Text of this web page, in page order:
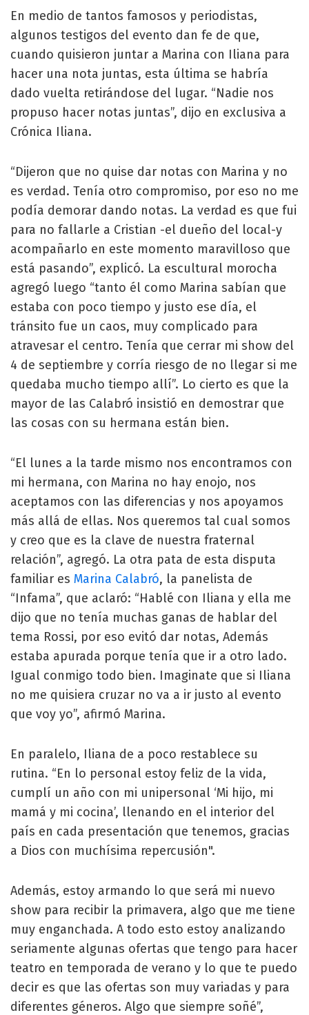
En medio de tantos famosos y periodistas,
algunos testigos del evento dan fe de que,
cuando quisieron juntar a Marina con Iliana para
hacer una nota juntas, esta última se habría
dado vuelta retirándose del lugar. “Nadie nos
propuso hacer notas juntas”, dijo en exclusiva a
Crónica Iliana.
“Dijeron que no quise dar notas con Marina y no
es verdad. Tenía otro compromiso, por eso no me
podía demorar dando notas. La verdad es que fui
para no fallarle a Cristian -el dueño del local-y
acompañarlo en este momento maravilloso que
está pasando”, explicó. La escultural morocha
agregó luego “tanto él como Marina sabían que
estaba con poco tiempo y justo ese día, el
tránsito fue un caos, muy complicado para
atravesar el centro. Tenía que cerrar mi show del
4 de septiembre y corría riesgo de no llegar si me
quedaba mucho tiempo allí”. Lo cierto es que la
mayor de las Calabró insistió en demostrar que
las cosas con su hermana están bien.
“El lunes a la tarde mismo nos encontramos con
mi hermana, con Marina no hay enojo, nos
aceptamos con las diferencias y nos apoyamos
más allá de ellas. Nos queremos tal cual somos
y creo que es la clave de nuestra fraternal
relación”, agregó. La otra pata de esta disputa
familiar es Marina Calabró, la panelista de
“Infama”, que aclaró: “Hablé con Iliana y ella me
dijo que no tenía muchas ganas de hablar del
tema Rossi, por eso evitó dar notas, Además
estaba apurada porque tenía que ir a otro lado.
Igual conmigo todo bien. Imaginate que si Iliana
no me quisiera cruzar no va a ir justo al evento
que voy yo”, afirmó Marina.
En paralelo, Iliana de a poco restablece su
rutina. “En lo personal estoy feliz de la vida,
cumplí un año con mi unipersonal ‘Mi hijo, mi
mamá y mi cocina’, llenando en el interior del
país en cada presentación que tenemos, gracias
a Dios con muchísima repercusión".
Además, estoy armando lo que será mi nuevo
show para recibir la primavera, algo que me tiene
muy enganchada. A todo esto estoy analizando
seriamente algunas ofertas que tengo para hacer
teatro en temporada de verano y lo que te puedo
decir es que las ofertas son muy variadas y para
diferentes géneros. Algo que siempre soñé”,